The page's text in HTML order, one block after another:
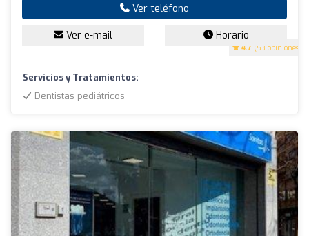
4.7 (53 opiniones)
Ver teléfono
Ver e-mail Horario
Servicios y Tratamientos:
Dentistas pediátricos